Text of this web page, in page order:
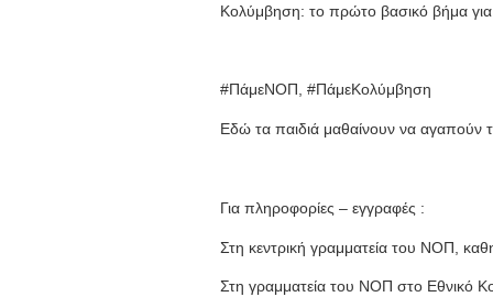
Κολύμβηση: το πρώτο βασικό βήμα
#ΠάμεΝΟΠ, #ΠάμεΚολύμβηση
Εδώ τα παιδιά μαθαίνουν να αγαπούν
Για πληροφορίες – εγγραφές :
Στη κεντρική γραμματεία του ΝΟΠ,
Στη γραμματεία του ΝΟΠ στο Εθνικό